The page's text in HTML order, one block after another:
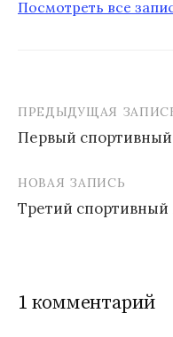
Посмотреть все
а
в
г
ПРЕДЫДУЩАЯ
Первый
НОВАЯ ЗАПИСЬ
Третий спортивный
1 комментарий